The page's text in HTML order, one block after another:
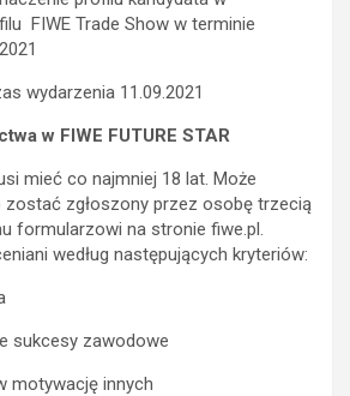
FIWE Trade Show w terminie
wydarzenia 11.09.2021
w FIWE FUTURE STAR
mieć co najmniej 18 lat. Może
zostać zgłoszony przez osobę trzecią
formularzowi na stronie fiwe.pl.
według następujących kryteriów:
sukcesy zawodowe
motywację innych